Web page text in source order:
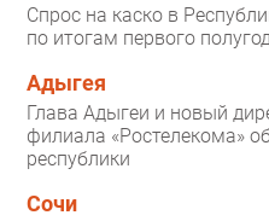
Спрос на каско в
по итогам первого
Адыгея
Глава Адыгеи и новый
филиала «Ростелекома»
республики
Сочи